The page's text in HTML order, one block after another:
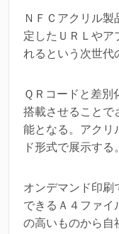
ＮＦＣアクリル
定したＵＲＬやア
れるという次世代
ＱＲコードと差別
搭載させることで
能となる。アクリ
ド形式で展示する。
オンデマンド印刷
できるＡ４ファイ
の高いものから自